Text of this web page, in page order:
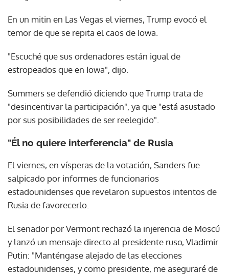
En un mitin en Las Vegas el viernes, Trump evocó el
temor de que se repita el caos de Iowa.
"Escuché que sus ordenadores están igual de
estropeados que en Iowa", dijo.
Summers se defendió diciendo que Trump trata de
"desincentivar la participación", ya que "está asustado
por sus posibilidades de ser reelegido".
"Él no quiere interferencia" de Rusia
El viernes, en vísperas de la votación, Sanders fue
salpicado por informes de funcionarios
estadounidenses que revelaron supuestos intentos de
Rusia de favorecerlo.
El senador por Vermont rechazó la injerencia de Moscú
y lanzó un mensaje directo al presidente ruso, Vladimir
Putin: "Manténgase alejado de las elecciones
estadounidenses, y como presidente, me aseguraré de